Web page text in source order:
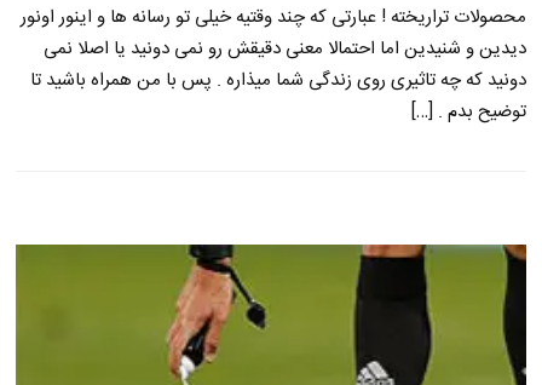
محصولات تراریخته ! عبارتی که چند وقتیه خیلی تو رسانه ها و اینور اونور
دیدین و شنیدین اما احتمالا معنی دقیقش رو نمی دونید یا اصلا نمی
دونید که چه تاثیری روی زندگی شما میذاره . پس با من همراه باشید تا
توضیح بدم . […]